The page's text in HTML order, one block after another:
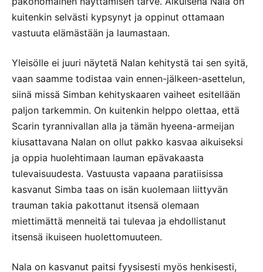
kuitenkin selvästi kypsynyt ja oppinut ottamaan
vastuuta elämästään ja laumastaan.
Yleisölle ei juuri näytetä Nalan kehitystä tai sen syitä,
vaan saamme todistaa vain ennen-jälkeen-asettelun,
siinä missä Simban kehityskaaren vaiheet esitellään
paljon tarkemmin. On kuitenkin helppo olettaa, että
Scarin tyrannivallan alla ja tämän hyeena-armeijan
kiusattavana Nalan on ollut pakko kasvaa aikuiseksi
ja oppia huolehtimaan lauman epävakaasta
tulevaisuudesta. Vastuusta vapaana paratiisissa
kasvanut Simba taas on isän kuolemaan liittyvän
trauman takia pakottanut itsensä olemaan
miettimättä menneitä tai tulevaa ja ehdollistanut
itsensä ikuiseen huolettomuuteen.
Nala on kasvanut paitsi fyysisesti myös henkisesti,